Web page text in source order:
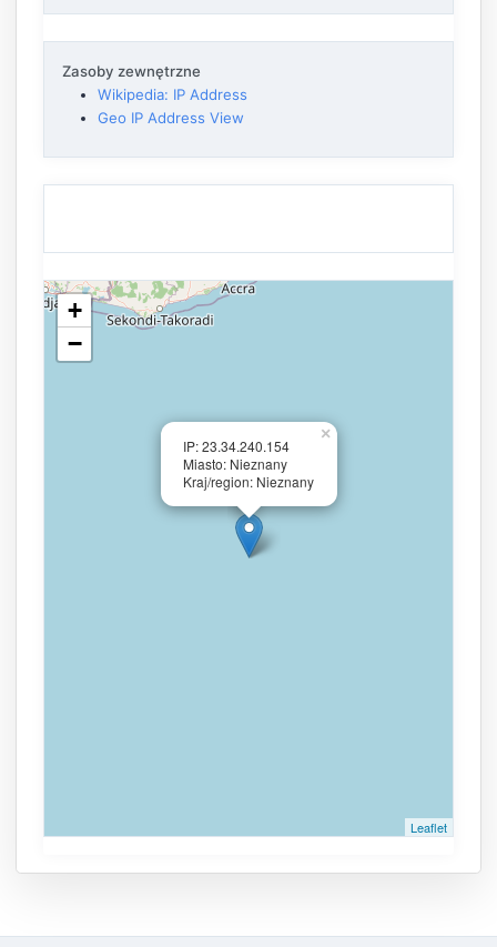
Zasoby zewnętrzne
Wikipedia: IP Address
Geo IP Address View
IP: 23.34.240.154
Miasto: Nieznany
Kraj/region: Nieznany
×
+
−
Leaflet